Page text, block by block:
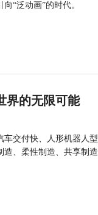
“泛动画”的时代。
界的无限可能
车交付快、人形机器
、柔性制造、共享制造